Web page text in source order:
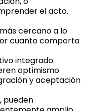
el acto.
cercano a lo
cuanto comporta
integrado.
optimismo
y aceptación
pueden